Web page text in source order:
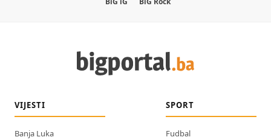
VIJESTI
Banja Luka
SPORT
Fudbal